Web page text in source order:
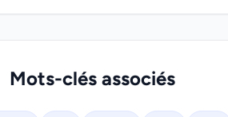
Mots-clés associés